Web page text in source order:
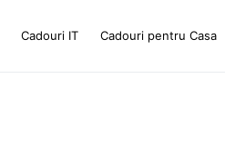
Cadouri IT Cadouri pentru Casa